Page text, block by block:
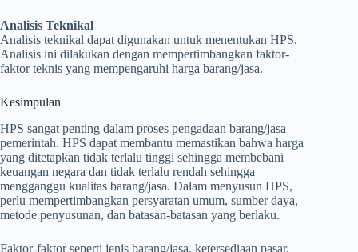
Analisis Teknikal
Analisis teknikal dapat digunakan untuk menentukan HPS.
Analisis ini dilakukan dengan mempertimbangkan faktor-
faktor teknis yang mempengaruhi harga barang/jasa.
Kesimpulan
HPS sangat penting dalam proses pengadaan barang/jasa
pemerintah. HPS dapat membantu memastikan bahwa harga
yang ditetapkan tidak terlalu tinggi sehingga membebani
keuangan negara dan tidak terlalu rendah sehingga
mengganggu kualitas barang/jasa. Dalam menyusun HPS,
perlu mempertimbangkan persyaratan umum, sumber daya,
metode penyusunan, dan batasan-batasan yang berlaku.
Faktor-faktor seperti jenis barang/jasa, ketersediaan pasar,